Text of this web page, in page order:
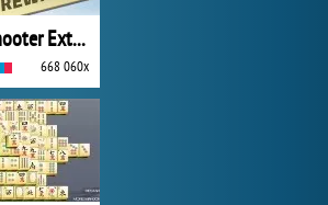
Bubble Shooter Extreme
668 060x